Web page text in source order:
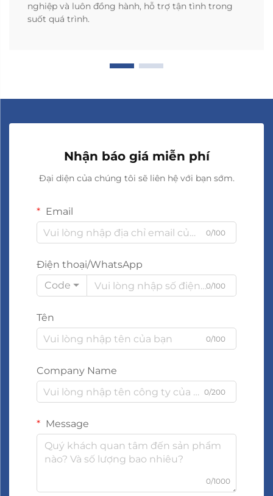
nghiệp và luôn đồng hành, hỗ trợ tận tình trong
suốt quá trình.
Nhận báo giá miễn phí
Đại diện của chúng tôi sẽ liên hệ với bạn sớm.
Email
0/100
Điện thoại/WhatsApp
Code
0/100
Tên
0/100
Company Name
0/200
Message
0/1000